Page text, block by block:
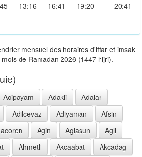
13:16 16:41 19:20 20:41
mensuel des horaires d'iftar et imsak
de Ramadan 2026 (1447 hijri).
Acipayam Adakli
Adalar
Adilcevaz Adiyaman
Afsin
Agin Aglasun
Agli
Ahmetli Akcaabat
Akcadag